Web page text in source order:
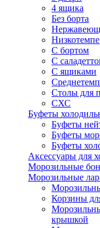
horeca.e@mail.ru
4 ящика
Без борта
С бортом
С
С ящиками
Столы для
СХС
Буфеты
Буфеты
Буфеты
Буфеты
Аксессуары для
Морозильные
Морозильные
Корзины
крышкой